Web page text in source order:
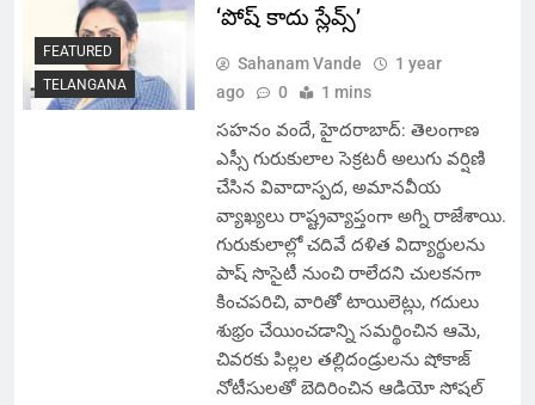
FEATURED
TELANGANA
‘పోష్ కాదు స్లేవ్స్’
Sahanam Vande
1 year
ago
0 1 mins
సహనం వందే, హైదరాబాద్: తెలంగాణ
ఎస్సీ గురుకులాల సెక్రటరీ అలుగు వర్షిణి
చేసిన వివాదాస్పద, అమానవీయ
వ్యాఖ్యలు రాష్ట్రవ్యాప్తంగా అగ్ని రాజేశాయి.
గురుకులాల్లో చదివే దళిత విద్యార్థులను
పాష్ సొసైటీ నుంచి రాలేదని చులకనగా
కించపరిచి, వారితో టాయిలెట్లు, గదులు
శుభ్రం చేయించడాన్ని సమర్థించిన ఆమె,
చివరకు పిల్లల తల్లిదండ్రులను షోకాజ్
నోటీసులతో బెదిరించిన ఆడియో సోషల్